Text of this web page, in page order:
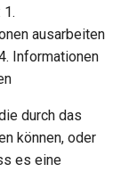
ausarbeiten
Informationen
durch das
können, oder
es eine